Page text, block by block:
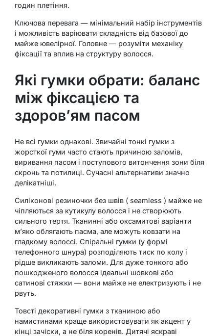
годин плетіння.
Ключова перевага — мінімальний набір інструментів
і можливість варіювати складність від базової до
майже ювелірної. Головне — розуміти механіку
фіксації та вплив на структуру волосся.
Які гумки обрати: баланс
між фіксацією та
здоров’ям пасом
Не всі гумки однакові. Звичайні тонкі гумки з
жорсткої гуми часто стають причиною заломів,
виривання пасом і поступового витончення зони біля
скронь та потилиці. Сучасні альтернативи значно
делікатніші.
Силіконові резиночки без швів ( seamless ) майже не
чіпляються за кутикулу волосся і не створюють
сильного тертя. Тканинні або оксамитові варіанти
м’яко облягають пасма, але можуть ковзати на
гладкому волоссі. Спіральні гумки (у формі
телефонного шнура) розподіляють тиск по колу і
рідше викликають заломи. Для дуже тонкого або
пошкодженого волосся ідеальні шовкові або
сатинові стяжки — вони майже не електризують і не
рвуть.
Товсті декоративні гумки з тканиною або
намистинами краще використовувати як акцент у
кінці зачіски, а не біля коренів. Дитячі яскраві